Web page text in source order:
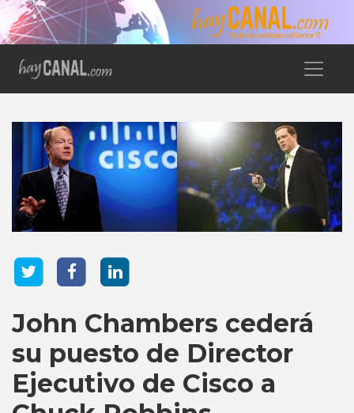
John Chambers cederá
su puesto de Director
Ejecutivo de Cisco a